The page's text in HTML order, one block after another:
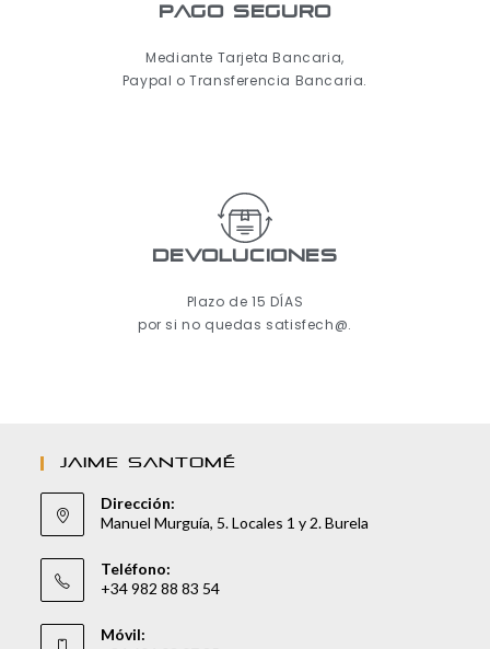
pago seguro
Mediante Tarjeta Bancaria,
Paypal o Transferencia Bancaria.
Devoluciones
Plazo de 15 DÍAS
por si no quedas satisfech@.
JAIME SANTOMÉ
Dirección:
Manuel Murguía, 5. Locales 1 y 2. Burela
Teléfono:
+34 982 88 83 54
Móvil: